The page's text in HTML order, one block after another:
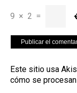
9 × 2 =
Este sitio usa
cómo se